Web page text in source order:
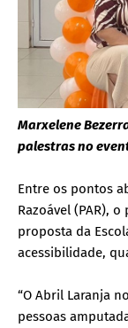
Marxelene
palestras no
Entre os pontos
Razoável (PAR), o
proposta da
acessibilidade,
“O Abril Laranja
pessoas